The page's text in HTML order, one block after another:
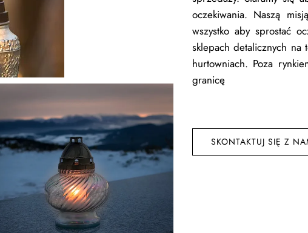
oczekiwania. Naszą
wszystko aby sprostać
sklepach detalicznych
hurtowniach. Poza
granicę
SKONTAKTUJ SIĘ Z